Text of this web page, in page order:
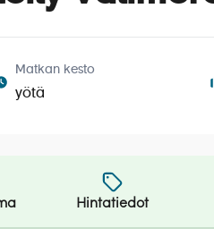
Matkan kesto
yötä
Hintatiedot